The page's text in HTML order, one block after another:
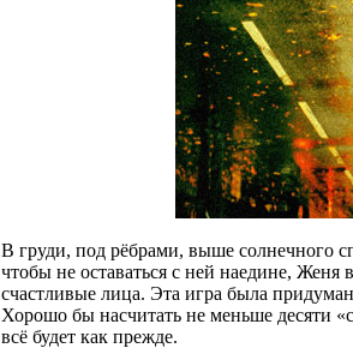
В груди, под рёбрами, выше солнечного
чтобы не оставаться с ней наедине,
счастливые лица. Эта игра была
Хорошо бы насчитать не меньше десяти
всё будет как прежде.